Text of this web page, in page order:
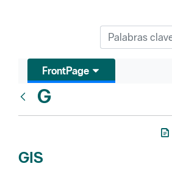
FrontPage
G
GIS